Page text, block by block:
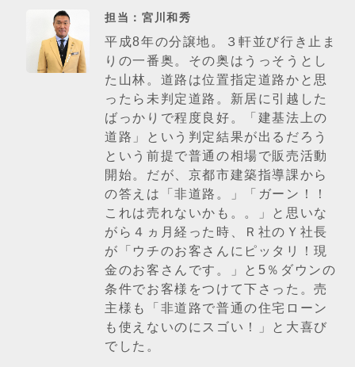
担当：宮川和秀
平成8年の分譲地。３軒並び行き止ま
りの一番奥。その奥はうっそうとし
た山林。道路は位置指定道路かと思
ったら未判定道路。新居に引越した
ばっかりで程度良好。「建基法上の
道路」という判定結果が出るだろう
という前提で普通の相場で販売活動
開始。だが、京都市建築指導課から
の答えは「非道路。」「ガーン！！
これは売れないかも。。」と思いな
がら４ヵ月経った時、Ｒ社のＹ社長
が「ウチのお客さんにピッタリ！現
金のお客さんです。」と5％ダウンの
条件でお客様をつけて下さった。売
主様も「非道路で普通の住宅ローン
も使えないのにスゴい！」と大喜び
でした。